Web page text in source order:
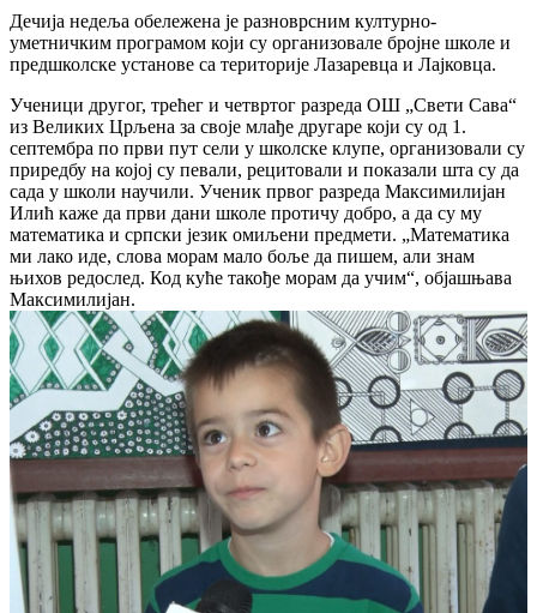
Дечија недеља обележена је разноврсним културно-
уметничким програмом који су организовале бројне школе и
предшколске установе са територије Лазаревца и Лајковца.
Ученици другог, трећег и четвртог разреда ОШ „Свети Сава“
из Великих Црљена за своје млађе другаре који су од 1.
септембра по први пут сели у школске клупе, организовали су
приредбу на којој су певали, рецитовали и показали шта су да
сада у школи научили. Ученик првог разреда Максимилијан
Илић каже да први дани школе протичу добро, а да су му
математика и српски језик омиљени предмети. „Математика
ми лако иде, слова морам мало боље да пишем, али знам
њихов редослед. Код куће такође морам да учим“, објашњава
Максимилијан.